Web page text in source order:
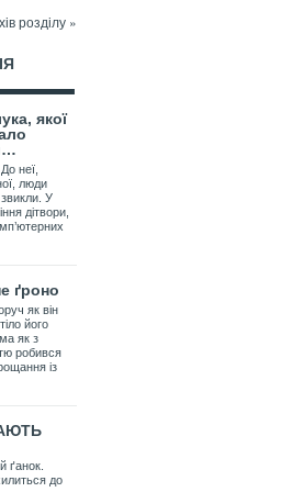
розділу »
якої
неї,
люди
У
дітвори,
ґроно
як він
його
як з
робився
із
ґанок.
до